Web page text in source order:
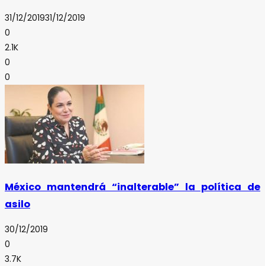
31/12/201931/12/2019
0
2.1K
0
0
México mantendrá “inalterable” la política de
asilo
30/12/2019
0
3.7K